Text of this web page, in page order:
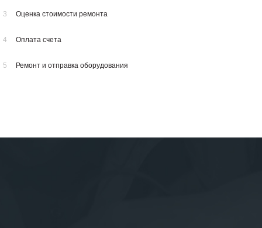
3 Оценка стоимости ремонта
4 Оплата счета
5 Ремонт и отправка оборудования